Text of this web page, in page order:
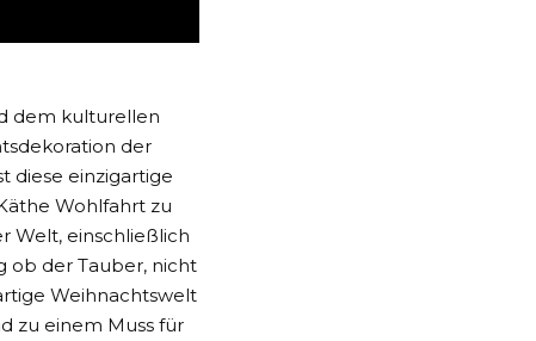
dem kulturellen
der
diese einzigartige
Wohlfahrt zu
Welt, einschließlich
ob der Tauber, nicht
Weihnachtswelt
zu einem Muss für